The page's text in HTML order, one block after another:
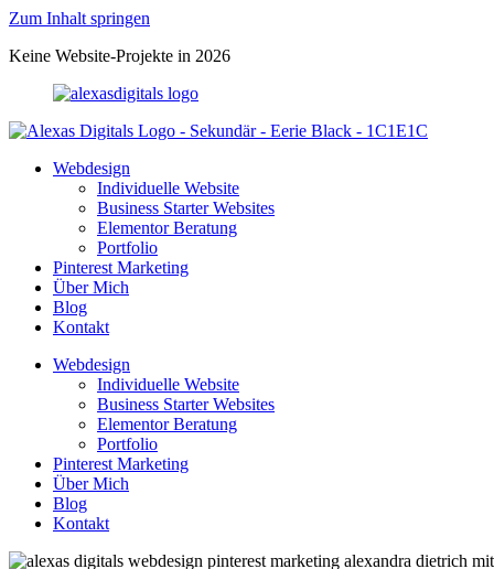
Zum Inhalt springen
Keine Website-Projekte in 2026
Webdesign
Individuelle Website
Business Starter Websites
Elementor Beratung
Portfolio
Pinterest Marketing
Über Mich
Blog
Kontakt
Webdesign
Individuelle Website
Business Starter Websites
Elementor Beratung
Portfolio
Pinterest Marketing
Über Mich
Blog
Kontakt